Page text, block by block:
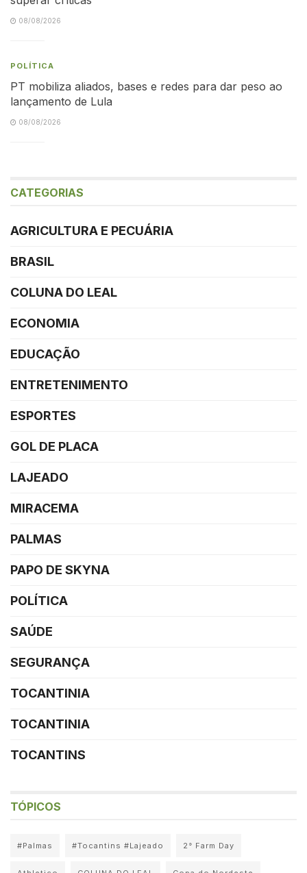
08/08/2026
POLÍTICA
PT mobiliza aliados, bases e redes para dar peso ao
lançamento de Lula
08/08/2026
CATEGORIAS
AGRICULTURA E PECUÁRIA
BRASIL
COLUNA DO LEAL
ECONOMIA
EDUCAÇÃO
ENTRETENIMENTO
ESPORTES
GOL DE PLACA
LAJEADO
MIRACEMA
PALMAS
PAPO DE SKYNA
POLÍTICA
SAÚDE
SEGURANÇA
TOCANTINIA
TOCANTINIA
TOCANTINS
TÓPICOS
#Palmas #Tocantins #Lajeado 2° Farm Day